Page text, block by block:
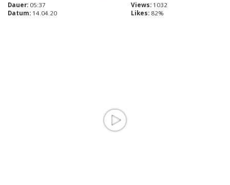
Dauer: 05:37 Views: 1032
Datum: 14.04.20 Likes: 82%